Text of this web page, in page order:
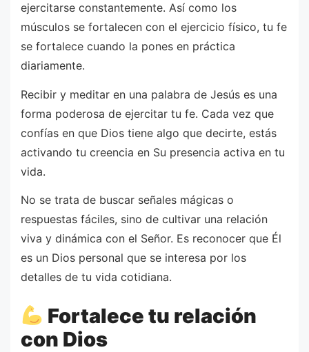
ejercitarse constantemente. Así como los
músculos se fortalecen con el ejercicio físico, tu fe
se fortalece cuando la pones en práctica
diariamente.
Recibir y meditar en una palabra de Jesús es una
forma poderosa de ejercitar tu fe. Cada vez que
confías en que Dios tiene algo que decirte, estás
activando tu creencia en Su presencia activa en tu
vida.
No se trata de buscar señales mágicas o
respuestas fáciles, sino de cultivar una relación
viva y dinámica con el Señor. Es reconocer que Él
es un Dios personal que se interesa por los
detalles de tu vida cotidiana.
Fortalece tu relación
con Dios